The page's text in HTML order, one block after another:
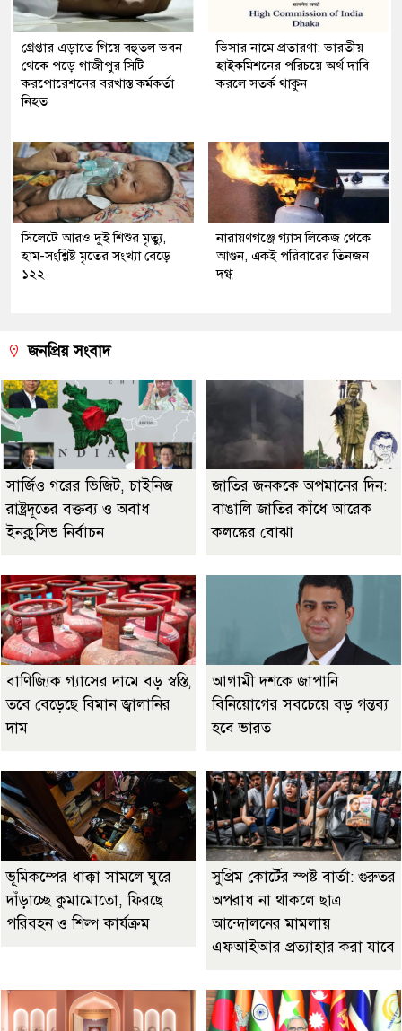
গ্রেপ্তার এড়াতে গিয়ে বহুতল ভবন
থেকে পড়ে গাজীপুর সিটি
করপোরেশনের বরখাস্ত কর্মকর্তা
নিহত
ভিসার নামে প্রতারণা: ভারতীয়
হাইকমিশনের পরিচয়ে অর্থ দাবি
করলে সতর্ক থাকুন
সিলেটে আরও দুই শিশুর মৃত্যু,
হাম-সংশ্লিষ্ট মৃতের সংখ্যা বেড়ে
১২২
নারায়ণগঞ্জে গ্যাস লিকেজ থেকে
আগুন, একই পরিবারের তিনজন
দগ্ধ
জনপ্রিয় সংবাদ
সার্জিও গরের ভিজিট, চাইনিজ
রাষ্ট্রদূতের বক্তব্য ও অবাধ
ইনক্লুসিভ নির্বাচন
জাতির জনককে অপমানের দিন:
বাঙালি জাতির কাঁধে আরেক
কলঙ্কের বোঝা
বাণিজ্যিক গ্যাসের দামে বড় স্বস্তি,
তবে বেড়েছে বিমান জ্বালানির
দাম
আগামী দশকে জাপানি
বিনিয়োগের সবচেয়ে বড় গন্তব্য
হবে ভারত
ভূমিকম্পের ধাক্কা সামলে ঘুরে
দাঁড়াচ্ছে কুমামোতো, ফিরছে
পরিবহন ও শিল্প কার্যক্রম
সুপ্রিম কোর্টের স্পষ্ট বার্তা: গুরুতর
অপরাধ না থাকলে ছাত্র
আন্দোলনের মামলায়
এফআইআর প্রত্যাহার করা যাবে